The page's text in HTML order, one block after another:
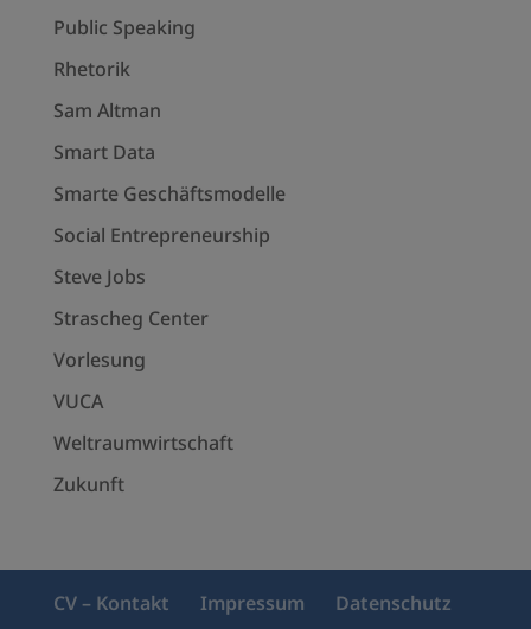
Public Speaking
Rhetorik
Sam Altman
Smart Data
Smarte Geschäftsmodelle
Social Entrepreneurship
Steve Jobs
Strascheg Center
Vorlesung
VUCA
Weltraumwirtschaft
Zukunft
CV – Kontakt Impressum Datenschutz